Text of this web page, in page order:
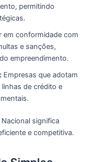
permitindo
em conformidade com
e sanções,
empreendimento.
Empresas que adotam
de crédito e
significa
e competitiva.